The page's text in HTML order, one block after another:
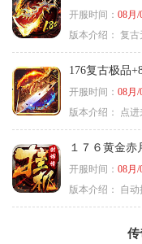
开服时间： 08月/
版本介绍： 复古
176复古极品
开服时间： 08月/
版本介绍：
点
１７６黄金赤
开服时间： 08月/
版本介绍：
自
传